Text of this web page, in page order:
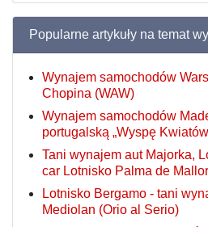
Popularne artykuły na temat
Wynajem samochodów
Chopina (WAW)
Wynajem samochodów
portugalską „Wyspę
Tani wynajem aut Majorka,
car Lotnisko Palma de
Lotnisko Bergamo - tani
Mediolan (Orio al Serio)